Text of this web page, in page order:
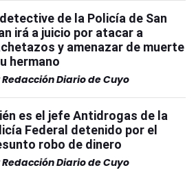
de la Policía de San
irá a juicio por atacar a
y amenazar de muerte
hermano
Redacción Diario de Cuyo
es el jefe Antidrogas de la
Federal detenido por el
robo de dinero
Redacción Diario de Cuyo